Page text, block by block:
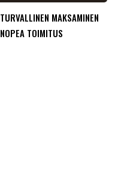
TURVALLINEN MAKSAMINEN
NOPEA TOIMITUS